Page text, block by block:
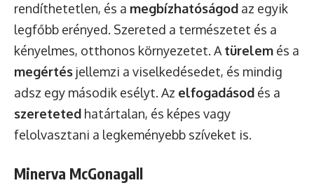
rendíthetetlen, és a megbízhatóságod az egyik
legfőbb erényed. Szereted a természetet és a
kényelmes, otthonos környezetet. Atürelem és a
megértés jellemzi a viselkedésedet, és mindig
adsz egy második esélyt. Az elfogadásod és a
szereteted határtalan, és képes vagy
felolvasztani a legkeményebb szíveket is.
Minerva McGonagall